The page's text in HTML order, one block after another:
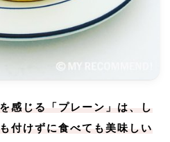
感じる「プレーン」は、し
付けずに食べても美味しい